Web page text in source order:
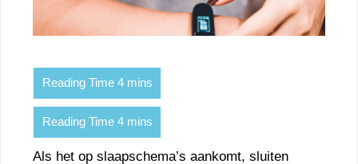
Als het op slaapschema’s aankomt, sluiten